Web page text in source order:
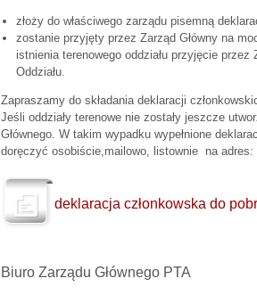
złoży do właściwego zarządu pisemną
zostanie przyjęty przez Zarząd Główny na
istnienia terenowego oddziału przyjęcie
Oddziału.
Zapraszamy do składania deklaracji
Jeśli oddziały terenowe nie zostały jeszcze
Głównego. W takim wypadku wypełnione
doręczyć osobiście,mailowo, listownie na adres:
deklaracja członkowska do
Biuro Zarządu Głównego PTA